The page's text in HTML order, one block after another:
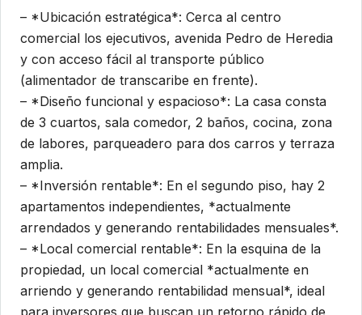
– *Ubicación estratégica*: Cerca al centro
comercial los ejecutivos, avenida Pedro de Heredia
y con acceso fácil al transporte público
(alimentador de transcaribe en frente).
– *Diseño funcional y espacioso*: La casa consta
de 3 cuartos, sala comedor, 2 baños, cocina, zona
de labores, parqueadero para dos carros y terraza
amplia.
– *Inversión rentable*: En el segundo piso, hay 2
apartamentos independientes, *actualmente
arrendados y generando rentabilidades mensuales*.
– *Local comercial rentable*: En la esquina de la
propiedad, un local comercial *actualmente en
arriendo y generando rentabilidad mensual*, ideal